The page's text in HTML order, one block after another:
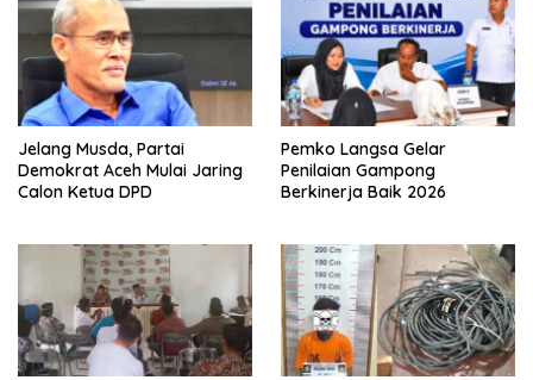
Jelang Musda, Partai
Demokrat Aceh Mulai Jaring
Calon Ketua DPD
Pemko Langsa Gelar
Penilaian Gampong
Berkinerja Baik 2026